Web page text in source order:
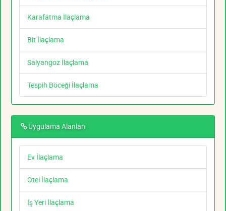
Karafatma İlaçlama
Bit İlaçlama
Salyangoz İlaçlama
Tespih Böceği İlaçlama
Uygulama Alanları
Ev İlaçlama
Otel İlaçlama
İş Yeri İlaçlama